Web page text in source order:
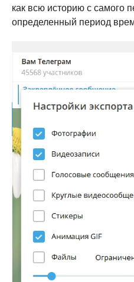
как всю историю с самого
определенный период